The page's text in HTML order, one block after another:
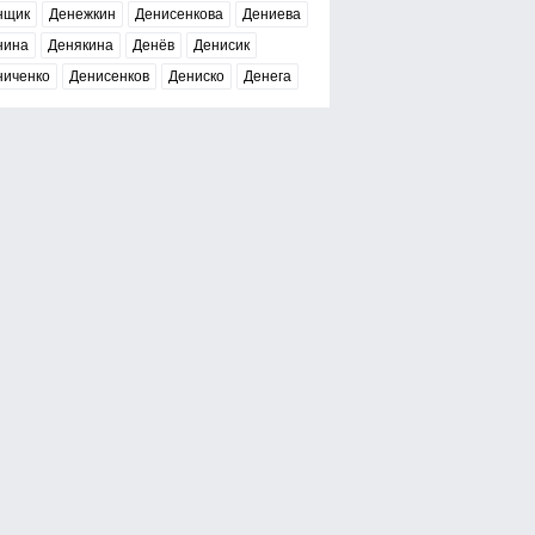
Денежкин Денисенкова
Дениева
Денякина Денёв
Денисик
Денисенков Дениско Денега